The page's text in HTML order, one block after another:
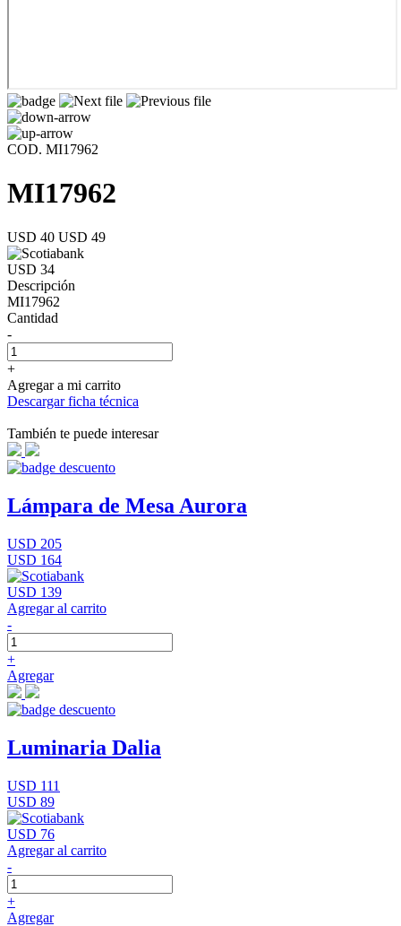
COD. MI17962
MI17962
USD 40 USD 49
USD 34
Descripción
MI17962
Cantidad
-
+
Agregar a mi carrito
Descargar ficha técnica
También te puede interesar
Lámpara de Mesa Aurora
USD 205
USD 164
USD 139
Agregar al carrito
-
+
Agregar
Luminaria Dalia
USD 111
USD 89
USD 76
Agregar al carrito
-
+
Agregar